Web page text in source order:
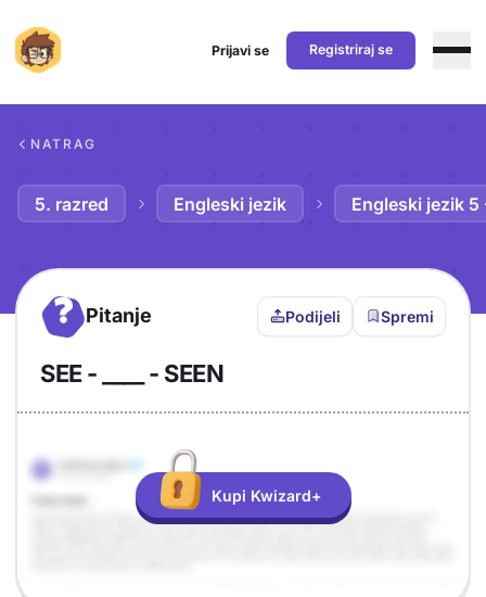
Prijavi se Registriraj se
NATRAG
5. razred Engleski jezik Engleski jezik
? Pitanje Podijeli Spremi
SEE - ____ - SEEN
Odgovor
Objašnjenje
Kupi Kwizard+